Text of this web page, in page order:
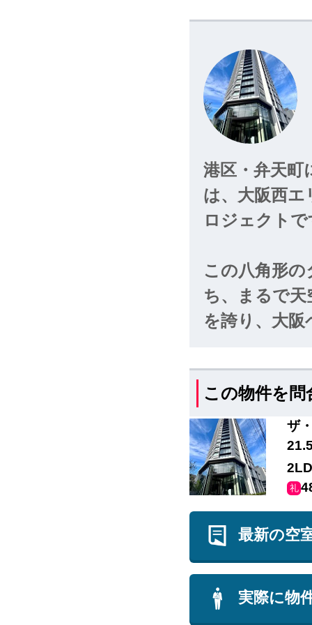
港区・弁天町
は、大阪西
ロジェクト
なるテーマ
躍動感ある名
しています。
この八角形
ち、まるで
を誇り、大
て、大阪の
この物件を問
ザ
礼
最新の空
実際に物